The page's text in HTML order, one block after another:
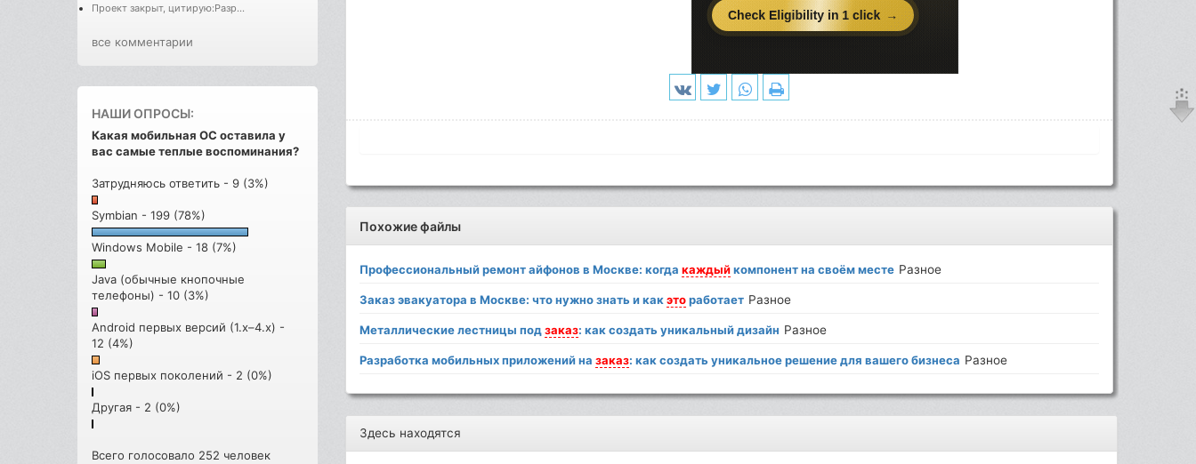
Проект закрыт, цитирую:Разр...
все комментарии
НАШИ ОПРОСЫ:
Какая мобильная ОС оставила у
вас самые теплые воспоминания?
Затрудняюсь ответить - 9 (3%)
Symbian - 199 (78%)
Windows Mobile - 18 (7%)
Java (обычные кнопочные
телефоны) - 10 (3%)
Android первых версий (1.x–4.x) -
12 (4%)
iOS первых поколений - 2 (0%)
Другая - 2 (0%)
Всего голосовало 252 человек
Похожие файлы
Профессиональный ремонт айфонов в Москве: когдакаждыйкомпонент на своём месте Разное
Заказ эвакуатора в Москве: что нужно знать и какэтоработает Разное
Металлические лестницы подзаказ: как создать уникальный дизайн Разное
Разработка мобильных приложений назаказ: как создать уникальное решение для вашего бизнеса Разное
Здесь находятся